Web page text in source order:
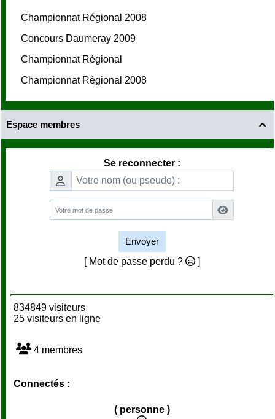
Championnat Régional 2008
Concours Daumeray 2009
Championnat Régional
Championnat Régional 2008

Espace membres
Se reconnecter :
Envoyer
[ Mot de passe perdu ?
]
834849 visiteurs
25 visiteurs en ligne
4 membres
Connectés :
( personne )